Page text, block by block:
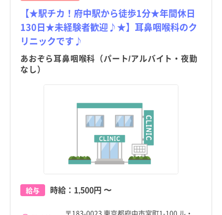
【★駅チカ！府中駅から徒歩1分★年間休日
130日★未経験者歓迎♪★】耳鼻咽喉科のク
リニックです♪
あおぞら耳鼻咽喉科（パート/アルバイト・夜勤
なし）
給与 時給： 1,500円 〜